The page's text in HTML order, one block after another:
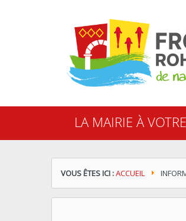
LA MAIRIE À
VOUS ÊTES ICI :ACCUEIL